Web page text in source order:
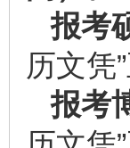
报考
历文凭
报考